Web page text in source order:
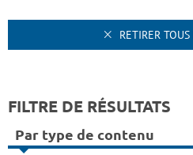
RETIRER
FILTRE DE RÉSULTATS
Par type de contenu